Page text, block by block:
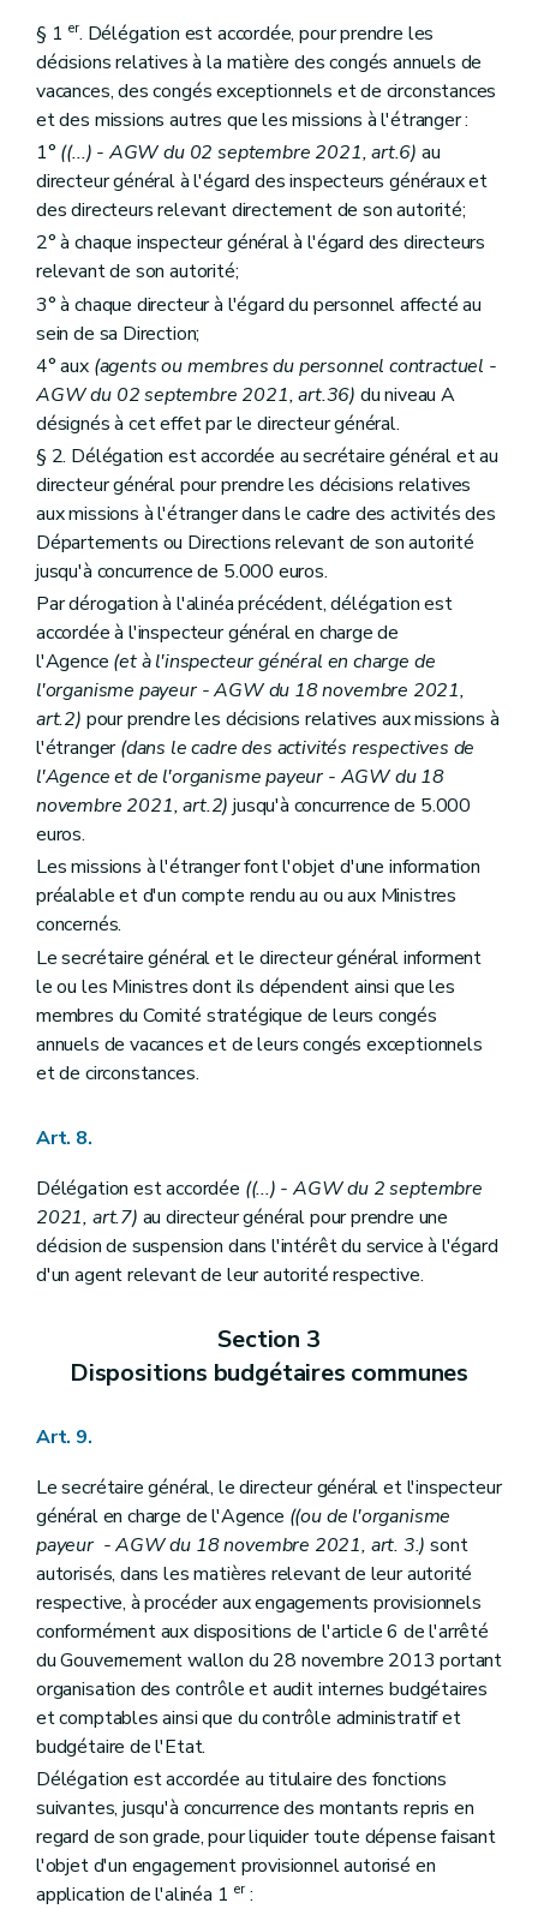
§ 1 er. Délégation est accordée, pour prendre les
décisions relatives à la matière des congés annuels de
vacances, des congés exceptionnels et de circonstances
et des missions autres que les missions à l'étranger :
1° ((...) - AGW du 02 septembre 2021, art.6) au
directeur général à l'égard des inspecteurs généraux et
des directeurs relevant directement de son autorité;
2° à chaque inspecteur général à l'égard des directeurs
relevant de son autorité;
3° à chaque directeur à l'égard du personnel affecté au
sein de sa Direction;
4° aux (agents ou membres du personnel contractuel -
AGW du 02 septembre 2021, art.36) du niveau A
désignés à cet effet par le directeur général.
§ 2. Délégation est accordée au secrétaire général et au
directeur général pour prendre les décisions relatives
aux missions à l'étranger dans le cadre des activités des
Départements ou Directions relevant de son autorité
jusqu'à concurrence de 5.000 euros.
Par dérogation à l'alinéa précédent, délégation est
accordée à l'inspecteur général en charge de
l'Agence (et à l'inspecteur général en charge de
l'organisme payeur - AGW du 18 novembre 2021,
art.2) pour prendre les décisions relatives aux missions à
l'étranger(dans le cadre des activités respectives de
l'Agence et de l'organisme payeur - AGW du 18
novembre 2021, art.2) jusqu'à concurrence de 5.000
euros.
Les missions à l'étranger font l'objet d'une information
préalable et d'un compte rendu au ou aux Ministres
concernés.
Le secrétaire général et le directeur général informent
le ou les Ministres dont ils dépendent ainsi que les
membres du Comité stratégique de leurs congés
annuels de vacances et de leurs congés exceptionnels
et de circonstances.
Art. 8.
Délégation est accordée ((...) - AGW du 2 septembre
2021, art.7) au directeur général pour prendre une
décision de suspension dans l'intérêt du service à l'égard
d'un agent relevant de leur autorité respective.
Section 3
Dispositions budgétaires communes
Art. 9.
Le secrétaire général, le directeur général et l'inspecteur
général en charge de l'Agence ((ou de l'organisme
payeur - AGW du 18 novembre 2021, art. 3.) sont
autorisés, dans les matières relevant de leur autorité
respective, à procéder aux engagements provisionnels
conformément aux dispositions de l'article 6 de l'arrêté
du Gouvernement wallon du 28 novembre 2013 portant
organisation des contrôle et audit internes budgétaires
et comptables ainsi que du contrôle administratif et
budgétaire de l'Etat.
Délégation est accordée au titulaire des fonctions
suivantes, jusqu'à concurrence des montants repris en
regard de son grade, pour liquider toute dépense faisant
l'objet d'un engagement provisionnel autorisé en
application de l'alinéa 1 er: